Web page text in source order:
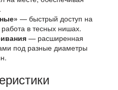
— быстрый доступ на
в тесных нишах.
— расширенная
под разные диаметры